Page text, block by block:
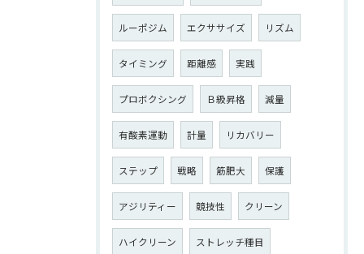
ルーポジム エクササイズ リズム
タイミング 距離感 実践
プロボクシング Ｂ級昇格 減量
有酸素運動 計量 リカバリー
ステップ 戦略 筋肥大 保護
アジリティー 競技性 クリーン
ハイクリーン ストレッチ種目